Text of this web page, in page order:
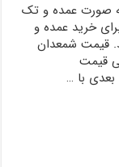
صورت عمده و تک
خرید عمده و
قیمت شمعدان
قیمت
با …